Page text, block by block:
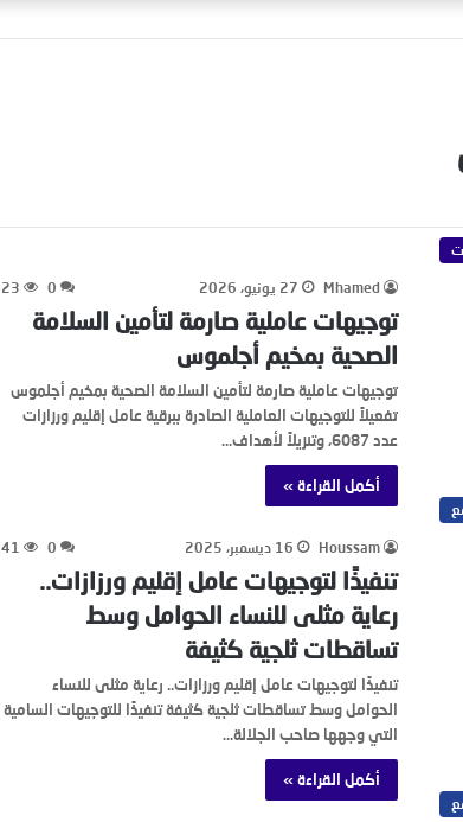
Mhamed 27 يونيو، 2026 0
23
توجيهات عاملية صارمة لتأمين السلامة
الصحية بمخيم أجلموس
توجيهات عاملية صارمة لتأمين السلامة الصحية بمخيم أجلموس
تفعيلاً للتوجيهات العاملية الصادرة ببرقية عامل إقليم ورزازات
عدد 6087، وتنزيلاً لأهداف…
أكمل القراءة »
Houssam 16 ديسمبر، 2025 0
41
تنفيذًا لتوجيهات عامل إقليم ورزازات..
رعاية مثلى للنساء الحوامل وسط
تساقطات ثلجية كثيفة
تنفيذًا لتوجيهات عامل إقليم ورزازات.. رعاية مثلى للنساء
الحوامل وسط تساقطات ثلجية كثيفة تنفيذًا للتوجيهات السامية
التي وجهها صاحب الجلالة…
أكمل القراءة »